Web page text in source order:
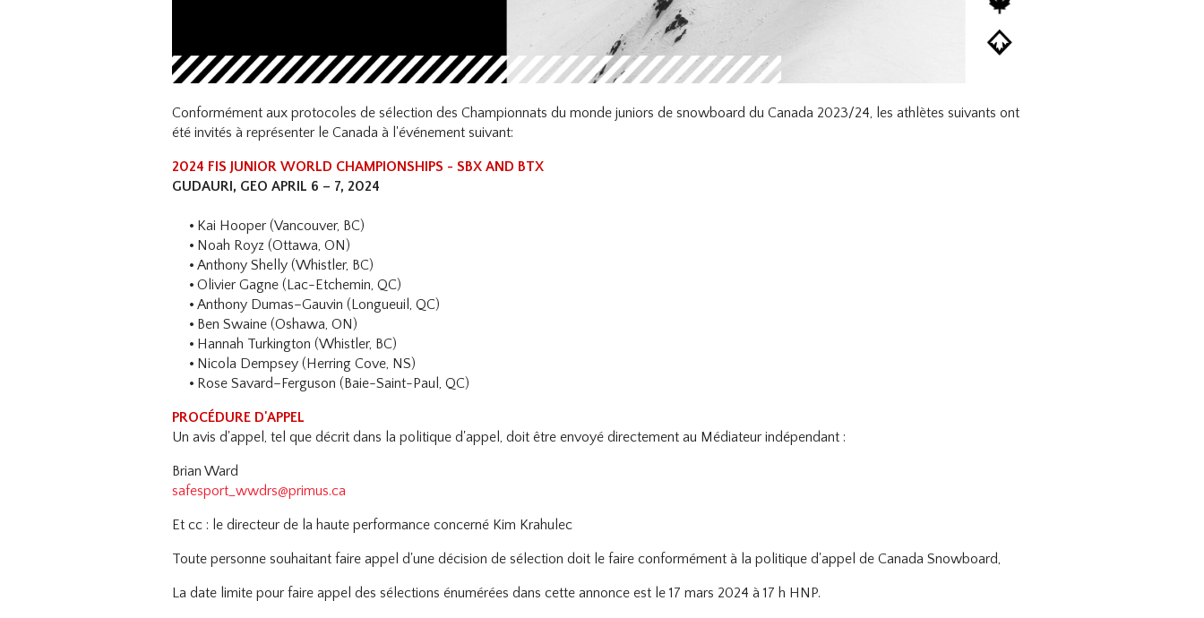
Conformément aux protocoles de sélection des Championnats du monde juniors de snowboard du Canada 2023/24, les athlètes suivants ont
été invités à représenter le Canada à l'événement suivant:
2024 FIS JUNIOR WORLD CHAMPIONSHIPS - SBX AND BTX
GUDAURI, GEO APRIL 6 – 7, 2024
Kai Hooper (Vancouver, BC)
Noah Royz (Ottawa, ON)
Anthony Shelly (Whistler, BC)
Olivier Gagne (Lac-Etchemin, QC)
Anthony Dumas–Gauvin (Longueuil, QC)
Ben Swaine (Oshawa, ON)
Hannah Turkington (Whistler, BC)
Nicola Dempsey (Herring Cove, NS)
Rose Savard–Ferguson (Baie-Saint-Paul, QC)
PROCÉDURE D'APPEL
Un avis d'appel, tel que décrit dans la politique d'appel, doit être envoyé directement au Médiateur indépendant :
Brian Ward
safesport_wwdrs@primus.ca
Et cc : le directeur de la haute performance concerné Kim Krahulec
Toute personne souhaitant faire appel d'une décision de sélection doit le faire conformément à la politique d'appel de Canada Snowboard,
La date limite pour faire appel des sélections énumérées dans cette annonce est le 17 mars 2024 à 17 h HNP.